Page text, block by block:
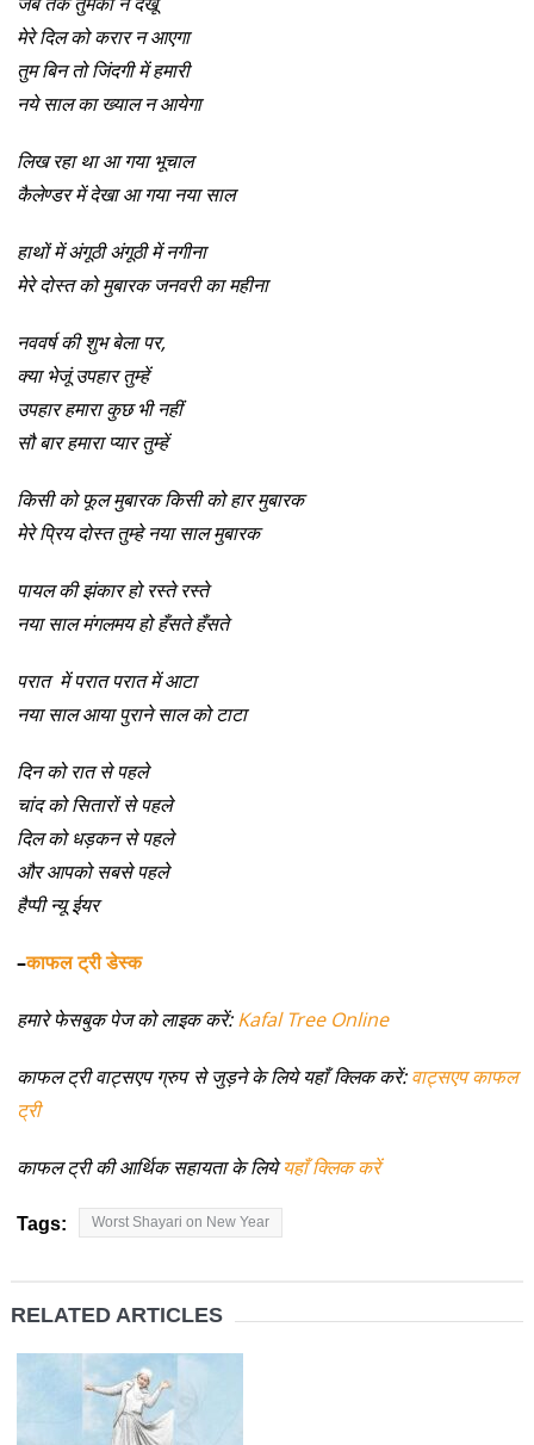
मेरे दिल को करार न आएगा
तुम बिन तो जिंदगी में हमारी
नये साल का ख्याल न आयेगा
लिख रहा था आ गया भूचाल
कैलेण्डर में देखा आ गया नया साल
हाथों में अंगूठी अंगूठी में नगीना
मेरे दोस्त को मुबारक जनवरी का महीना
नववर्ष की शुभ बेला पर,
क्या भेजूं उपहार तुम्हें
उपहार हमारा कुछ भी नहीं
सौ बार हमारा प्यार तुम्हें
किसी को फूल मुबारक किसी को हार मुबारक
मेरे प्रिय दोस्त तुम्हे नया साल मुबारक
पायल की झंकार हो रस्ते रस्ते
नया साल मंगलमय हो हँसते हँसते
परात में परात परात में आटा
नया साल आया पुराने साल को टाटा
दिन को रात से पहले
चांद को सितारों से पहले
दिल को धड़कन से पहले
और आपको सबसे पहले
हैप्पी न्यू ईयर
–काफल ट्री डेस्क
हमारे फेसबुक पेज को लाइक करें:Kafal Tree Online
काफल ट्री वाट्सएप ग्रुप से जुड़ने के लिये यहाँ क्लिक करें:वाट्सएप काफल
ट्री
काफल ट्री की आर्थिक सहायता के लियेयहाँ क्लिक करें
Tags: Worst Shayari on New Year
RELATED ARTICLES